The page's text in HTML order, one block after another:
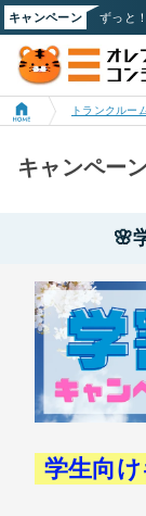
キャンペーン
トランクルー
キャンペー
🌸
学生向